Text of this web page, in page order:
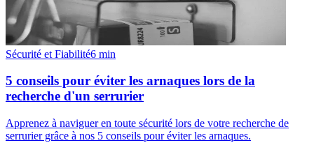
Sécurité et Fiabilité6 min
5 conseils pour éviter les arnaques lors de la
recherche d'un serrurier
Apprenez à naviguer en toute sécurité lors de votre recherche de
serrurier grâce à nos 5 conseils pour éviter les arnaques.